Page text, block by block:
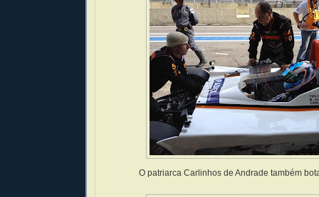
O patriarca Carlinhos de Andrade também